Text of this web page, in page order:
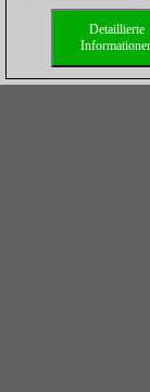
Detaillierte